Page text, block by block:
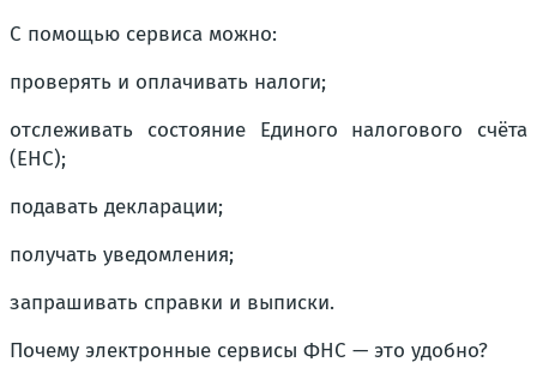
С помощью сервиса можно:
проверять и оплачивать налоги;
отслеживать состояние Единого налогового счёта
(ЕНС);
подавать декларации;
получать уведомления;
запрашивать справки и выписки.
Почему электронные сервисы ФНС — это удобно?